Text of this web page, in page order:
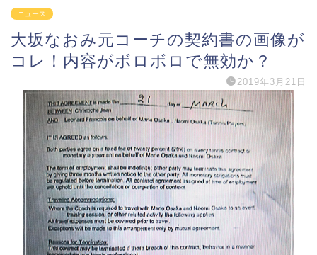
ニュース
大坂なおみ元コーチの契約書の画像が
コレ！内容がボロボロで無効か？
2019年3月21日